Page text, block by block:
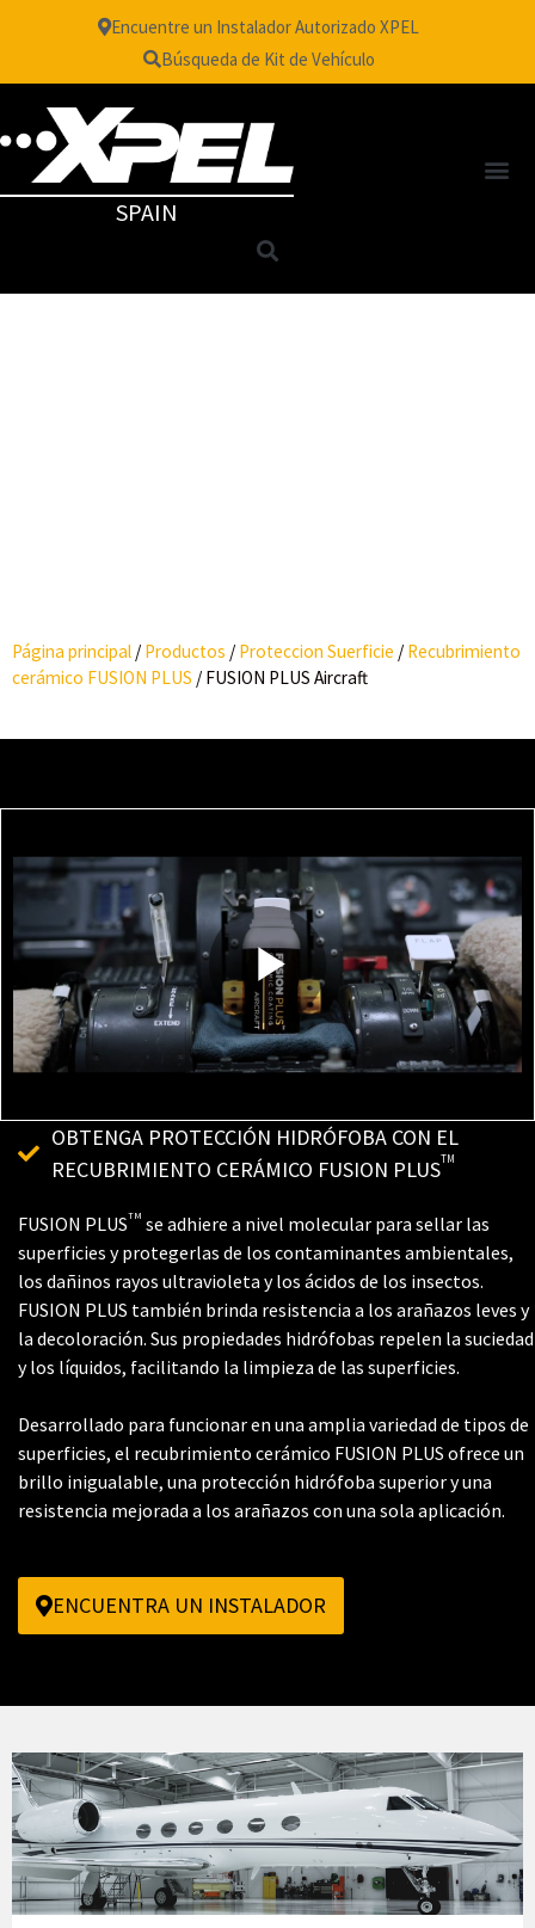
Encuentre un Instalador Autorizado XPEL
Búsqueda de Kit de Vehículo
SPAIN
Página principal / Productos / Proteccion Suerficie / Recubrimiento
cerámico FUSION PLUS / FUSION PLUS Aircraft
OBTENGA PROTECCIÓN HIDRÓFOBA CON EL
RECUBRIMIENTO CERÁMICO FUSION PLUSTM
FUSION PLUSTM se adhiere a nivel molecular para sellar las
superficies y protegerlas de los contaminantes ambientales,
los dañinos rayos ultravioleta y los ácidos de los insectos.
FUSION PLUS también brinda resistencia a los arañazos leves y
la decoloración. Sus propiedades hidrófobas repelen la suciedad
y los líquidos, facilitando la limpieza de las superficies.
Desarrollado para funcionar en una amplia variedad de tipos de
superficies, el recubrimiento cerámico FUSION PLUS ofrece un
brillo inigualable, una protección hidrófoba superior y una
resistencia mejorada a los arañazos con una sola aplicación.
ENCUENTRA UN INSTALADOR